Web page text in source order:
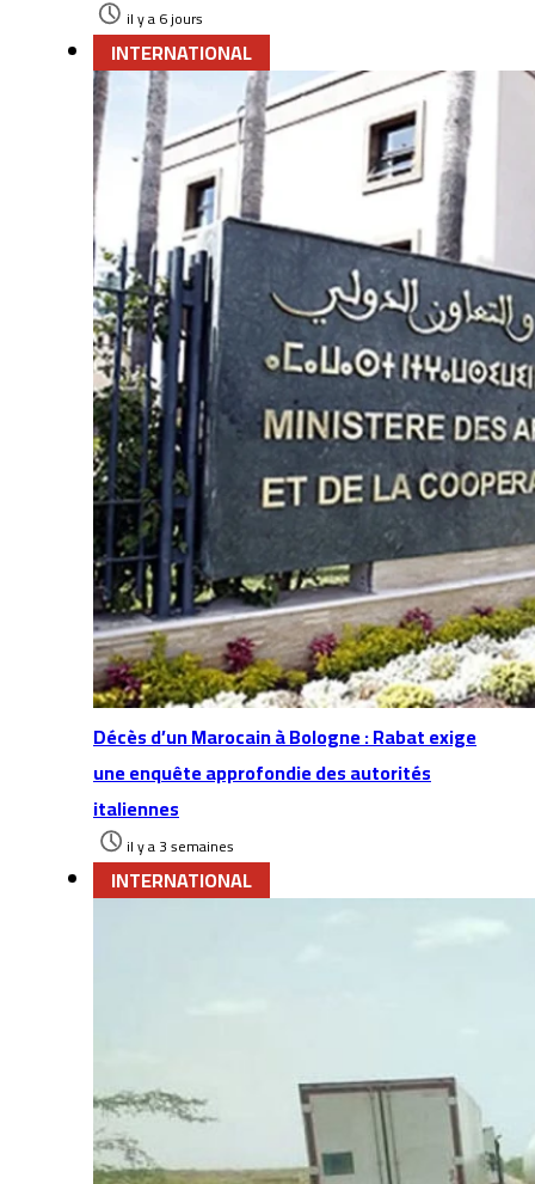
il y a 6 jours
INTERNATIONAL
Décès d’un Marocain à Bologne : Rabat exige
une enquête approfondie des autorités
italiennes
il y a 3 semaines
INTERNATIONAL